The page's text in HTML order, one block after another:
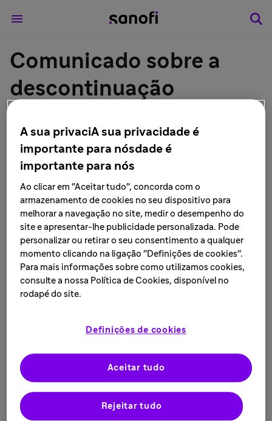
Comunicado sobre a
descontinuação
do produto acetato de
clostebol + sulfato de
neomicina 5mg/g +
5mg/g creme
dermatológico - Sanofi
no Brasil
São Paulo, 04 de outubro de 2021— A Sanofi Medley
informa que notificou em 21/09/2021, à Agência
descontinuação definitiva da fabricação do
medicamento acetato de clostebol + sulfato de
A sua privaciA sua privacidade é
importante para nósdade é
importante para nós
Ao clicar em "Aceitar tudo", concorda com o
armazenamento de cookies no seu dispositivo para
melhorar a navegação no site, medir o desempenho do
site e apresentar-lhe publicidade personalizada. Pode
personalizar ou retirar o seu consentimento a qualquer
momento clicando na ligação "Definições de cookies".
Para mais informações sobre como utilizamos cookies,
consulte a nossa Política de Cookies, disponível no
rodapé do site.
Definições de cookies
Rejeitar tudo
Aceitar tudo